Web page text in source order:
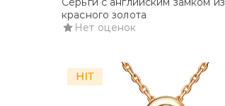
красного золота
Нет оценок